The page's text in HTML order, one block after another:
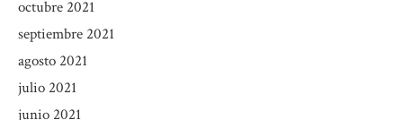
octubre 2021
septiembre 2021
agosto 2021
julio 2021
junio 2021